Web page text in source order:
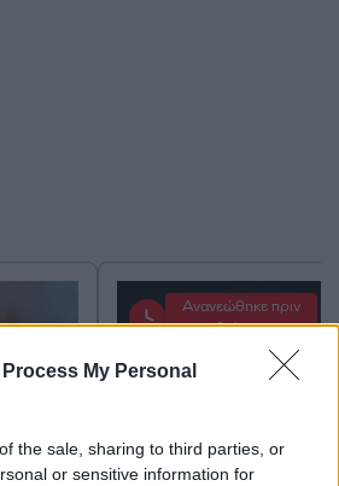
My Personal
the sale, sharing to third parties, or
or sensitive information for
Ανανεώθηκε πριν
2 ώρες